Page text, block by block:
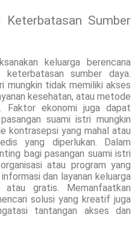
Sumber
keluarga berencana
sumber daya.
mungkin tidak memiliki akses
kesehatan, atau metode
Faktor ekonomi juga dapat
suami istri mungkin
kontrasepsi yang mahal atau
yang diperlukan. Dalam
bagi pasangan suami istri
atau program yang
dan layanan keluarga
atau gratis. Memanfaatkan
solusi yang kreatif juga
tantangan akses dan